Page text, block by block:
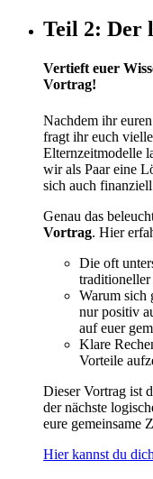
Teil 2: Der
Vertieft euer
Vortrag!
Nachdem ihr
fragt ihr euch
Elternzeitmodelle
wir als Paar eine
sich auch
Genau das
Vortrag. Hier
Die oft
Warum sich
nur positiv
auf euer
Klare
Vorteile
Dieser Vortrag ist
der nächste
eure gemeinsame
Hier kannst du